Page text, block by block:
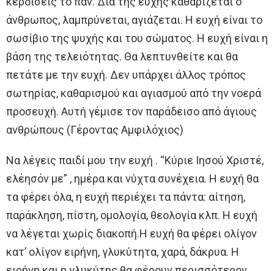
άνθρωπος, λαμπρύνεται, αγιάζεται. Η ευχή είναι το
σωσίβιο της ψυχής και του σώματος. Η ευχή είναι η
βάση της τελειότητας. Θα λεπτυνθείτε και θα
πετάτε με την ευχή. Δεν υπάρχει άλλος τρόπος
σωτηρίας, καθαρισμού και αγιασμού από την νοερά
προσευχή. Αυτή γέμισε τον παράδεισο από άγιους
ανθρώπους (Γέροντας Αμφιλόχιος)
Να λέγεις παιδί μου την ευχή . “Κύριε Ιησού Χριστέ,
ελέησόν με” , ημέρα και νύχτα συνέχεια. Η ευχή θα
τα φέρει όλα, η ευχή περιέχει τα πάντα: αίτηση,
παράκληση, πίστη, ομολογία, θεολογία κλπ. Η ευχή
να λέγεται χωρίς διακοπή.Η ευχή θα φέρει ολίγον
κατ’ ολίγον ειρήνη, γλυκύτητα, χαρά, δάκρυα. Η